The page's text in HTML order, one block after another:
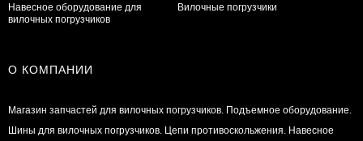
Навесное оборудование для
вилочных погрузчиков
Вилочные погрузчики
О КОМПАНИИ
Магазин запчастей для вилочных погрузчиков. Подъемное оборудование.
Шины для вилочных погрузчиков. Цепи противоскольжения. Навесное